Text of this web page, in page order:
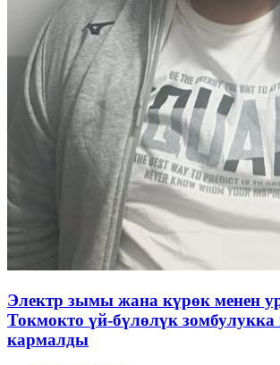
Электр зымы жана күрөк менен
Токмокто үй-бүлөлүк зомбулукка
кармалды